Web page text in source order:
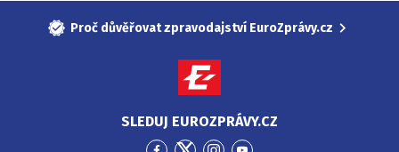
Proč důvěřovat zpravodajství EuroZprávy.cz
SLEDUJ EUROZPRÁVY.CZ